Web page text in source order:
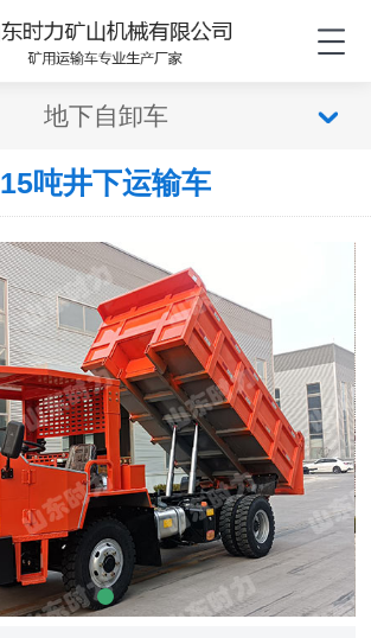
地下自卸车
15吨井下运输车